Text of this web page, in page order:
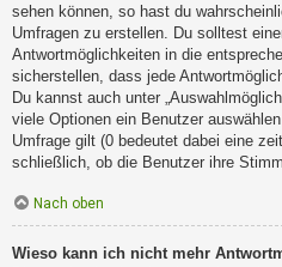
sehen können, so hast du
Umfragen zu erstellen. Du solltest
Antwortmöglichkeiten in die
sicherstellen, dass jede
Du kannst auch unter
viele Optionen ein Benutzer
Umfrage gilt (0 bedeutet dabei eine
schließlich, ob die Benutzer ihre
Nach oben
Wieso kann ich nicht mehr